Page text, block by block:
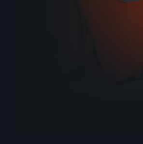
2015-2019 | USA | Príroda,